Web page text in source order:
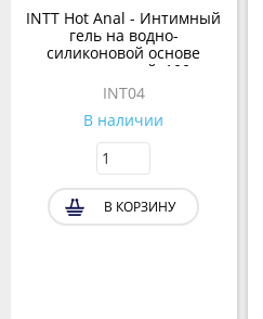
INTT Hot Anal - Интимный
гель на водно-
силиконовой основе
разогревающий, 100 мл
INT04
В наличии
В КОРЗИНУ